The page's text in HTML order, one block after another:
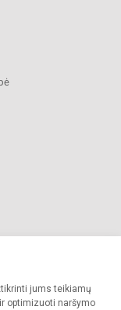
jums teikiamų
optimizuoti naršymo
saugomos.
draudžiama.